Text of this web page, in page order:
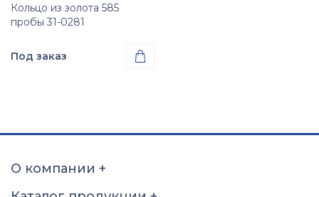
Кольцо из золота 585
пробы 31-0281
Под заказ 
15 15,5 16
16,5
О компании +